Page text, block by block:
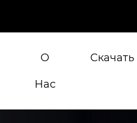
О
Нас
Скачать